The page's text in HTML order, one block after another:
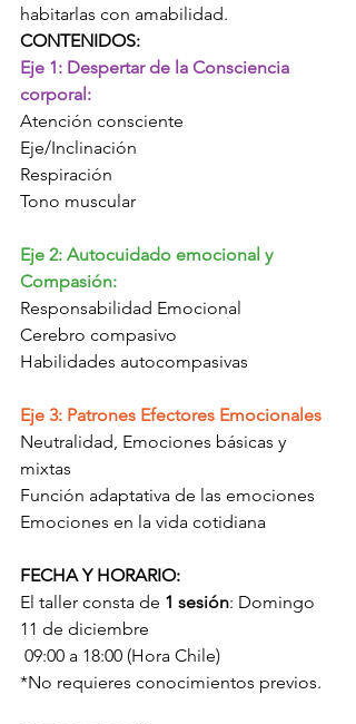
habitarlas con amabilidad.
CONTENIDOS:
Eje 1: Despertar de la Consciencia
corporal:
Atención consciente
Eje/Inclinación
Respiración
Tono muscular
Eje 2: Autocuidado emocional y
Compasión:
Responsabilidad Emocional
Cerebro compasivo
Habilidades autocompasivas
Eje 3: Patrones Efectores Emocionales
Neutralidad, Emociones básicas y
mixtas
Función adaptativa de las emociones
Emociones en la vida cotidiana
FECHA Y HORARIO:
El taller consta de 1 sesión: Domingo
11 de diciembre
09:00 a 18:00 (Hora Chile)
*No requieres conocimientos previos.